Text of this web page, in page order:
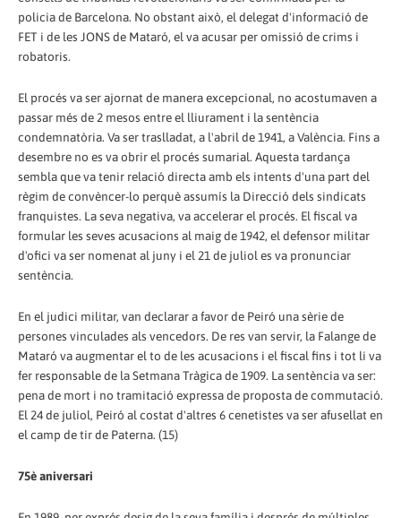
policia de Barcelona. No obstant això, el delegat d'informació de
FET i de les JONS de Mataró, el va acusar per omissió de crims i
robatoris.
El procés va ser ajornat de manera excepcional, no acostumaven a
passar més de 2 mesos entre el lliurament i la sentència
condemnatòria. Va ser traslladat, a l'abril de 1941, a València. Fins a
desembre no es va obrir el procés sumarial. Aquesta tardança
sembla que va tenir relació directa amb els intents d'una part del
règim de convèncer-lo perquè assumís la Direcció dels sindicats
franquistes. La seva negativa, va accelerar el procés. El fiscal va
formular les seves acusacions al maig de 1942, el defensor militar
d'ofici va ser nomenat al juny i el 21 de juliol es va pronunciar
sentència.
En el judici militar, van declarar a favor de Peiró una sèrie de
persones vinculades als vencedors. De res van servir, la Falange de
Mataró va augmentar el to de les acusacions i el fiscal fins i tot li va
fer responsable de la Setmana Tràgica de 1909. La sentència va ser:
pena de mort i no tramitació expressa de proposta de commutació.
El 24 de juliol, Peiró al costat d'altres 6 cenetistes va ser afusellat en
el camp de tir de Paterna. (15)
75è aniversari